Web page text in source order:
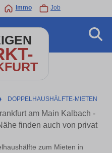
Immo Job
DOPPELHAUSHÄLFTE-MIETEN
am Main Kalbach -
finden auch von privat
zum Mieten in